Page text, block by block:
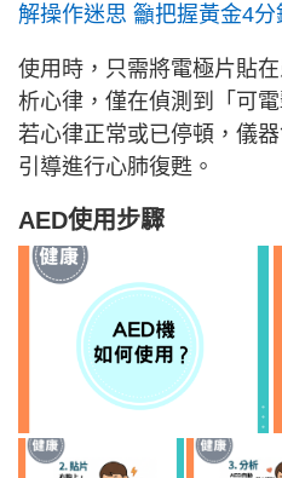
解操作迷思 籲把握黃金4分
使用時，只需將電極片貼
析心律，僅在偵測到「可
若心律正常或已停頓，儀
引導進行心肺復甦。
AED使用步驟